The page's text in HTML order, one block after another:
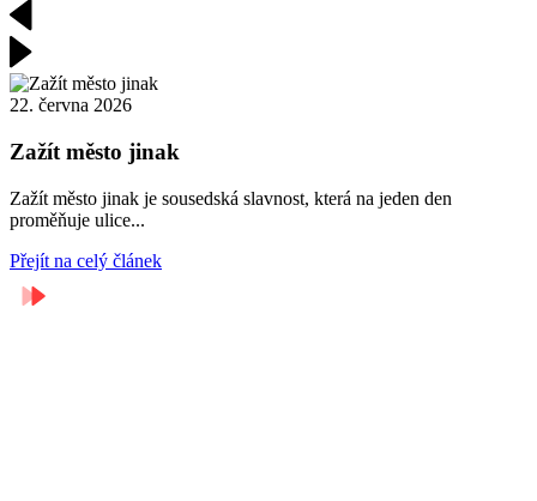
22. června 2026
Zažít město jinak
Zažít město jinak je sousedská slavnost, která na jeden den
proměňuje ulice...
Přejít na celý článek